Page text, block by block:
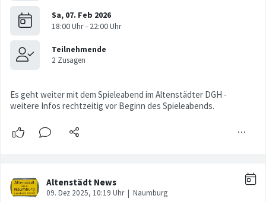
Es geht weiter mit dem Spieleabend im Altenstädter DGH -
weitere Infos rechtzeitig vor Beginn des Spieleabends.